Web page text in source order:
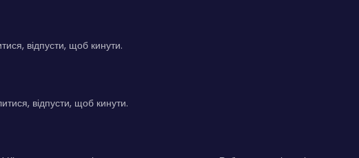
відпусти, щоб кинути.
відпусти, щоб кинути.